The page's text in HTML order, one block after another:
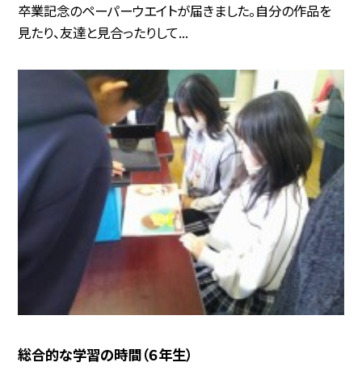
卒業記念のペーパーウエイトが届きました。自分の作品を
見たり、友達と見合ったりして...
総合的な学習の時間（６年生）